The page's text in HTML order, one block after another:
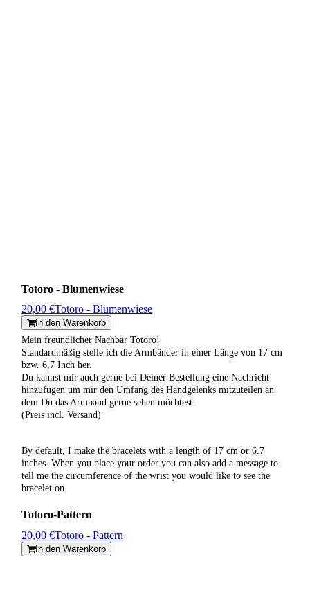
Totoro - Blumenwiese
20,00 €Totoro - Blumenwiese
In den Warenkorb
Mein freundlicher Nachbar Totoro!
Standardmäßig stelle ich die Armbänder in einer Länge von 17 cm
bzw. 6,7 Inch her.
Du kannst mir auch gerne bei Deiner Bestellung eine Nachricht
hinzufügen um mir den Umfang des Handgelenks mitzuteilen an
dem Du das Armband gerne sehen möchtest.
(Preis incl. Versand)
By default, I make the bracelets with a length of 17 cm or 6.7
inches. When you place your order you can also add a message to
tell me the circumference of the wrist you would like to see the
bracelet on.
Totoro-Pattern
20,00 €Totoro - Pattern
In den Warenkorb